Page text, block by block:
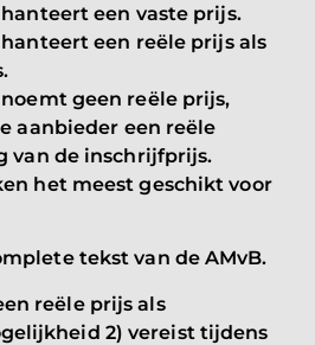
een vaste prijs.
een reële prijs als
geen reële prijs,
aanbieder een reële
van de inschrijfprijs.
het meest geschikt voor
tekst van de AMvB.
reële prijs als
2) vereist tijdens